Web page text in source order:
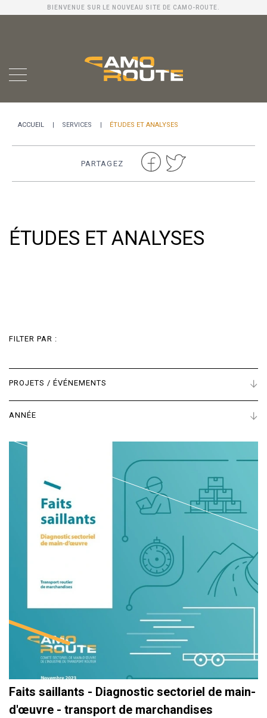
BIENVENUE SUR LE NOUVEAU SITE DE CAMO-ROUTE.
ACCUEIL SERVICES ÉTUDES ET ANALYSES
PARTAGEZ
ÉTUDES ET ANALYSES
FILTER PAR :
PROJETS / ÉVÉNEMENTS
ANNÉE
Faits saillants - Diagnostic sectoriel de main-
d'œuvre - transport de marchandises